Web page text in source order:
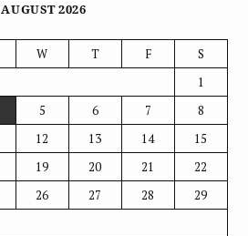
AUGUST 2026
W T F
S
1
5 6 7
8
12 13 14
15
19 20 21
22
26 27 28
29